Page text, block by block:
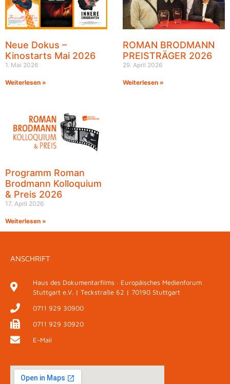
Neue Dokus –
Kinostarts Mai 2026
1. Mai 2026
Weiterlesen »
ROMAN BRODMANN
PREISTRÄGER 2026
29. April 2026
Weiterlesen »
Programm Roman
Brodmann Kolloquium
& Preis 2026
17. April 2026
Weiterlesen »
ANSCHRIFT
Haus des Dokumentarfilms · Europäisches Medienforum
Stuttgart e.V. | Teckstraße 62 | 70190 Stuttgart
0711 929 30900
0711 929 30920
E-Mail